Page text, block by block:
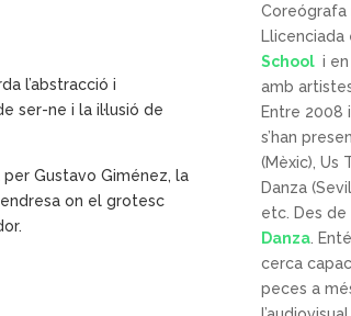
l’abstracció i
ser-ne i la il·lusió de
Gustavo Giménez, la
on el grotesc
Coreógrafa
Llicenciada
School i
amb
Entre 2008
s’han
(Mèxic),Us
Danza
etc. Des
Danza .
cerca
peces a